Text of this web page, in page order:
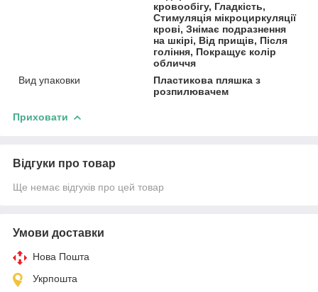
кровообігу, Гладкість,
Стимуляція мікроциркуляції
крові, Знімає подразнення
на шкірі, Від прищів, Після
гоління, Покращує колір
обличчя
Вид упаковки
Пластикова пляшка з
розпилювачем
Приховати
Відгуки про товар
Ще немає відгуків про цей товар
Умови доставки
Нова Пошта
Укрпошта